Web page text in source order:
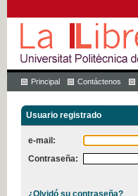
Principal Contáctenos
Usuario registrado
e-mail:
Contraseña:
¿Olvidó su contraseña?